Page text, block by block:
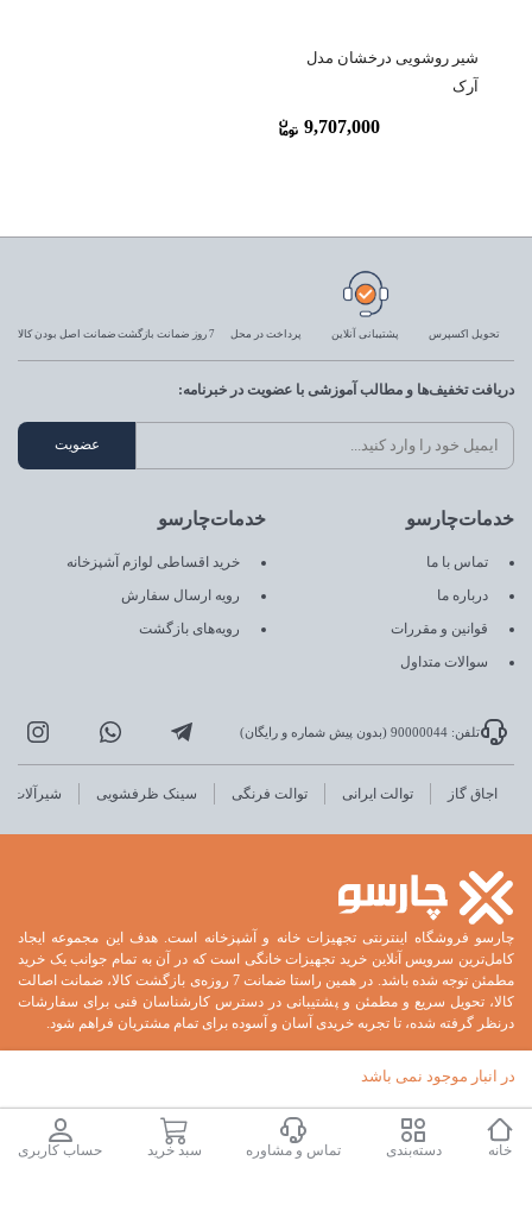
در انبار موجود نمی باشد
شیر روشویی درخشان مدل
آرک
9,707,000
تحویل اکسپرس پشتیبانی آنلاین پرداخت در محل 7 روز ضمانت بازگشت ضمانت اصل بودن کالا
خدمات‌چارسو
تماس با ما
درباره ما
قوانین و مقررات
سوالات متداول
خدمات‌چارسو
خرید اقساطی لوازم آشپزخانه
رویه ارسال سفارش
رویه‌های بازگشت
دریافت تخفیف‌ها و مطالب آموزشی با عضویت در خبرنامه:
تلفن: 90000044 (بدون پیش شماره و رایگان)
اجاق گاز توالت ایرانی توالت فرنگی سینک ظرفشویی شیرآلات
چارسو فروشگاه اینترنتی تجهیزات خانه و آشپزخانه است. هدف این مجموعه ایجاد
کامل‌ترین سرویس آنلاین خرید تجهیزات خانگی است که در آن به تمام جوانب یک خرید
مطمئن توجه شده باشد. در همین راستا ضمانت 7 روزه‌ی بازگشت کالا، ضمانت اصالت
کالا، تحویل سریع و مطمئن و پشتیبانی در دسترس کارشناسان فنی برای سفارشات
درنظر گرفته شده، تا تجربه خریدی آسان و آسوده برای تمام مشتریان فراهم شود.
خانه دسته‌بندی تماس و مشاوره سبد خرید حساب کاربری